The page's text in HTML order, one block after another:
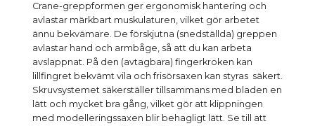
Crane-greppformen ger ergonomisk hantering och
avlastar märkbart muskulaturen, vilket gör arbetet
ännu bekvämare. De förskjutna (snedställda) greppen
avlastar hand och armbåge, så att du kan arbeta
avslappnat. På den (avtagbara) fingerkroken kan
lillfingret bekvämt vila och frisörsaxen kan styras säkert.
Skruvsystemet säkerställer tillsammans med bladen en
lätt och mycket bra gång, vilket gör att klippningen
med modelleringssaxen blir behagligt lätt. Se till att